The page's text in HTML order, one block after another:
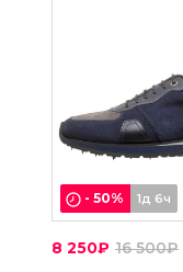
- 50% 1д 6ч
8 250₽ 16 500₽